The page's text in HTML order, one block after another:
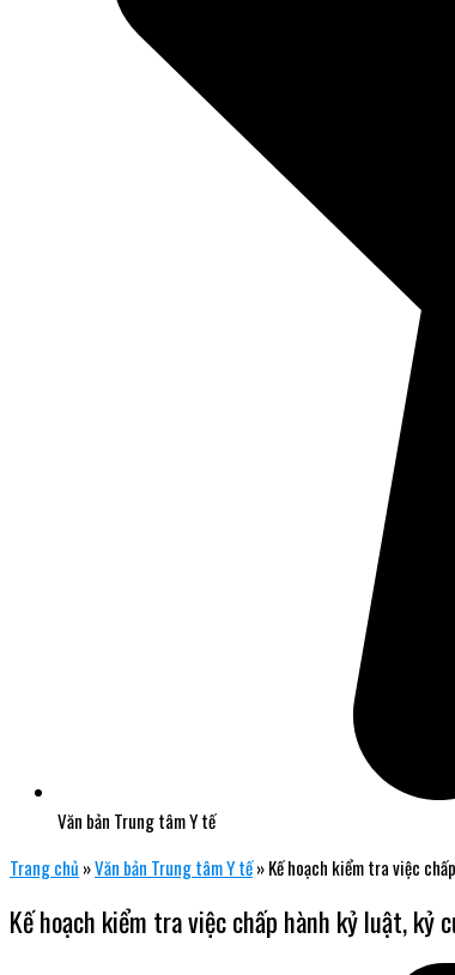
Văn bản Trung tâm Y tế
Trang chủ »Văn bản Trung tâm Y tế»Kế hoạch kiểm tra việc
Kế hoạch kiểm tra việc chấp hành kỷ luật, kỷ